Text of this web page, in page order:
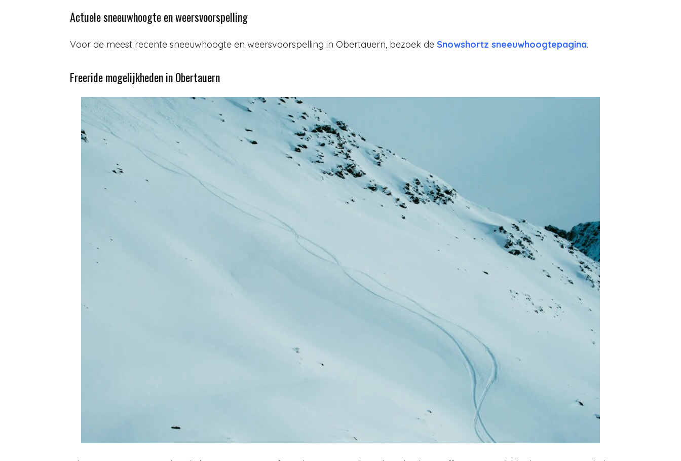
Actuele sneeuwhoogte en weersvoorspelling
Voor de meest recente sneeuwhoogte en weersvoorspelling in Obertauern, bezoek de Snowshortz sneeuwhoogtepagina.
Freeride mogelijkheden in Obertauern